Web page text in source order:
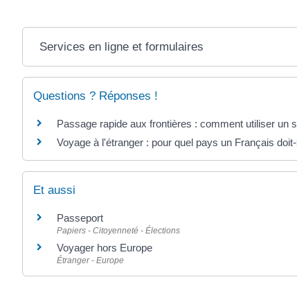
Services en ligne et formulaires
Questions ? Réponses !
Passage rapide aux frontières : comment utiliser un
Voyage à l'étranger : pour quel pays un Français
Et aussi
Passeport
Papiers - Citoyenneté - Élections
Voyager hors Europe
Étranger - Europe